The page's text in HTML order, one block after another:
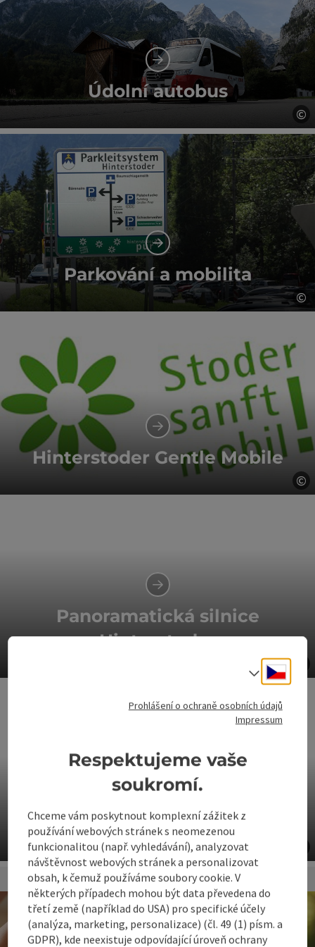
Údolní autobus
©
Parkování a mobilita
©
Hinterstoder Gentle Mobile
©
Panoramatická silnice
Hinterstoder
Obecní úřad Hinterstoder
Cesky
Volba
Prohlášení o ochraně osobních údajů
Impressum
Respektujeme vaše
soukromí.
Chceme vám poskytnout komplexní zážitek z
používání webových stránek s neomezenou
funkcionalitou (např. vyhledávání), analyzovat
návštěvnost webových stránek a personalizovat
obsah, k čemuž používáme soubory cookie. V
některých případech mohou být data převedena do
třetí země (například do USA) pro specifické účely
(analýza, marketing, personalizace) (čl. 49 (1) písm. a
GDPR), kde neexistuje odpovídající úroveň ochrany